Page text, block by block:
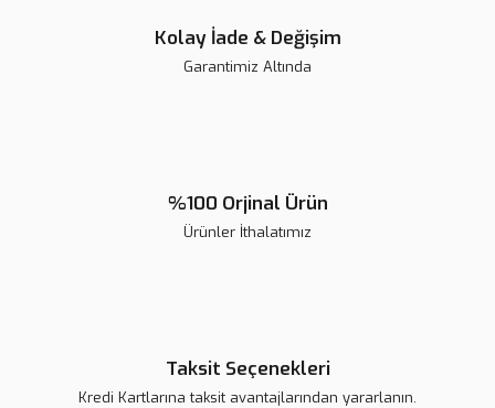
Kolay İade & Değişim
Garantimiz Altında
%100 Orjinal Ürün
Ürünler İthalatımız
Taksit Seçenekleri
Kredi Kartlarına taksit avantajlarından yararlanın.